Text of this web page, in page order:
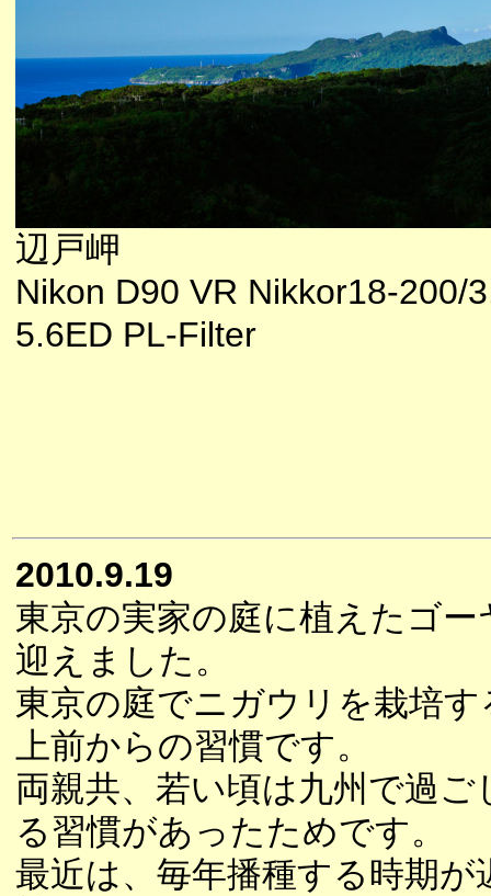
辺戸岬
Nikon D90 VR Nikkor18-200/
5.6ED PL-Filter
2010.9.19
東京の実家の庭に植えたゴ
迎えました。
東京の庭でニガウリを栽培
上前からの習慣です。
両親共、若い頃は九州で過
る習慣があったためです。
最近は、毎年播種する時期が